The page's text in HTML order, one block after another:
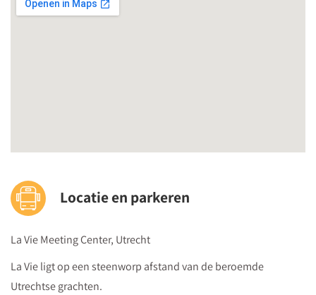
Locatie en parkeren
La Vie Meeting Center, Utrecht
La Vie ligt op een steenworp afstand van de beroemde
Utrechtse grachten.